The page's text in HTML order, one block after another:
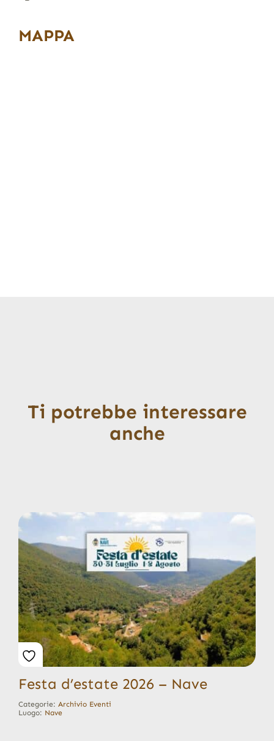
MAPPA
Ti potrebbe interessare
anche
Festa d’estate 2026 – Nave
Categorie: Archivio Eventi
Luogo: Nave